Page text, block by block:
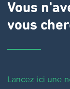
Vous
vous
Lancez ici une